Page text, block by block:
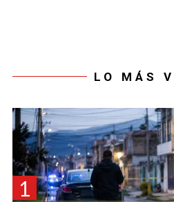
LO MÁS
1